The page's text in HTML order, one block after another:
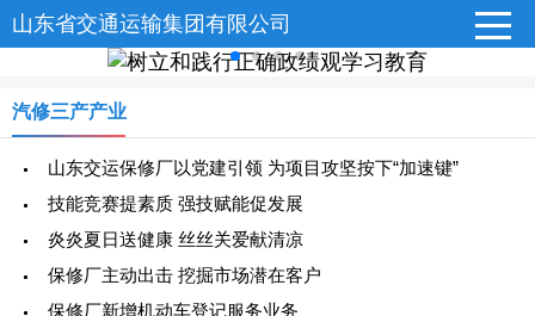
山东省交通运输集团有限公司
汽修三产产业
山东交运保修厂以党建引领 为项目攻坚按下“加速键”
技能竞赛提素质 强技赋能促发展
炎炎夏日送健康 丝丝关爱献清凉
保修厂主动出击 挖掘市场潜在客户
保修厂新增机动车登记服务业务